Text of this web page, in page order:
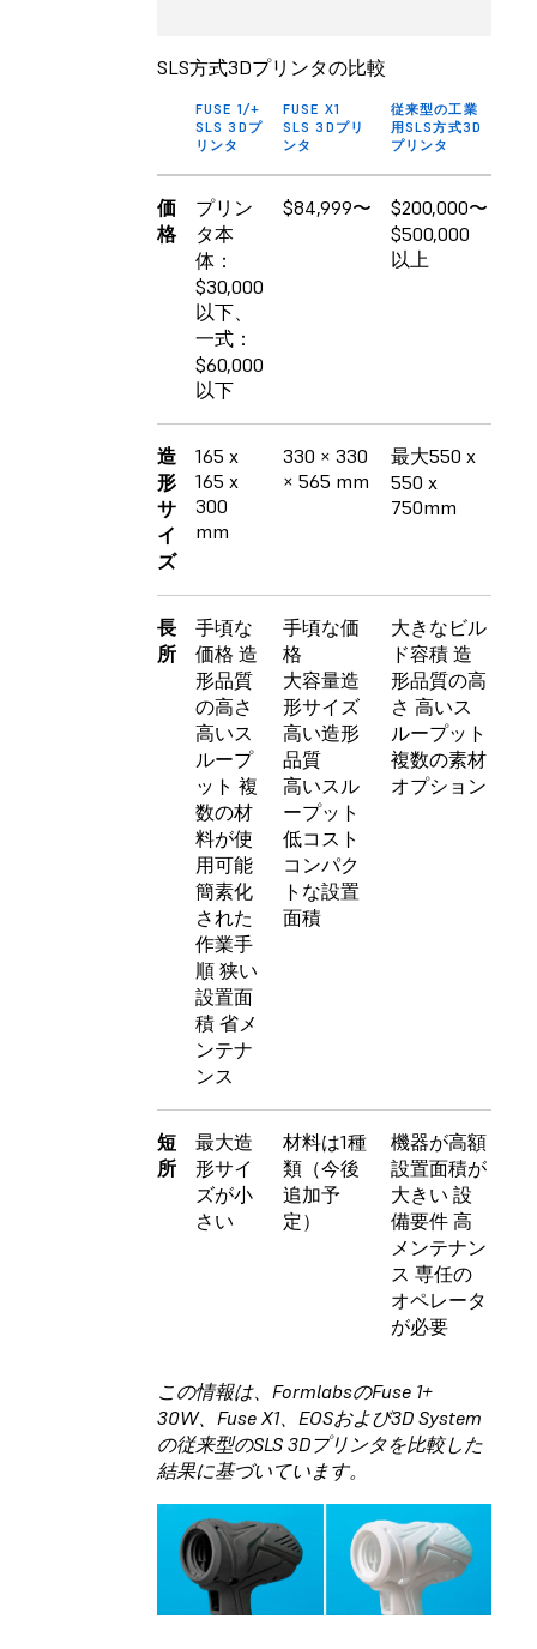
SLS方式3Dプリンタの比較
FUSE 1/+
SLS 3Dプ
リンタ
FUSE X1
SLS 3Dプリ
ンタ
従来型の工業
用SLS方式3D
プリンタ
価
格
プリン
タ本
体：
$30,000
以下、
一式：
$60,000
以下
$84,999〜
$200,000〜
$500,000
以上
造
形
サ
イ
ズ
165 x
165 x
300
mm
330 × 330
× 565 mm
最大550 x
550 x
750mm
長
所
手頃な
価格 造
形品質
の高さ
高いス
ループ
ット 複
数の材
料が使
用可能
簡素化
された
作業手
順 狭い
設置面
積 省メ
ンテナ
ンス
手頃な価
格
大容量造
形サイズ
高い造形
品質
高いスル
ープット
低コスト
コンパク
トな設置
面積
大きなビル
ド容積 造
形品質の高
さ 高いス
ループット
複数の素材
オプション
短
所
最大造
形サイ
ズが小
さい
材料は1種
類（今後
追加予
定）
機器が高額
設置面積が
大きい 設
備要件 高
メンテナン
ス 専任の
オペレータ
が必要
この情報は、FormlabsのFuse 1+
30W、Fuse X1、EOSおよび3D System
の従来型のSLS 3Dプリンタを比較した
結果に基づいています。